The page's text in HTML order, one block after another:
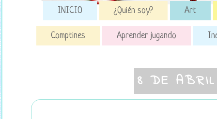
INICIO ¿Quién soy? Art
Comptines Aprender jugando
8 DE